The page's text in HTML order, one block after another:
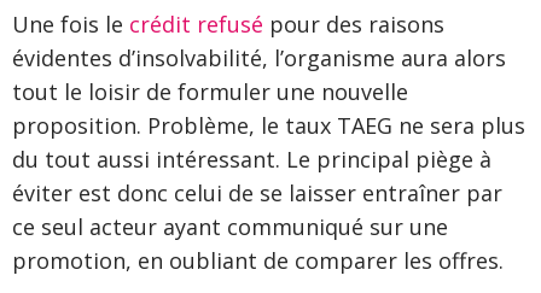
Une fois le crédit refusé pour des raisons
évidentes d’insolvabilité, l’organisme aura alors
tout le loisir de formuler une nouvelle
proposition. Problème, le taux TAEG ne sera plus
du tout aussi intéressant. Le principal piège à
éviter est donc celui de se laisser entraîner par
ce seul acteur ayant communiqué sur une
promotion, en oubliant de comparer les offres.